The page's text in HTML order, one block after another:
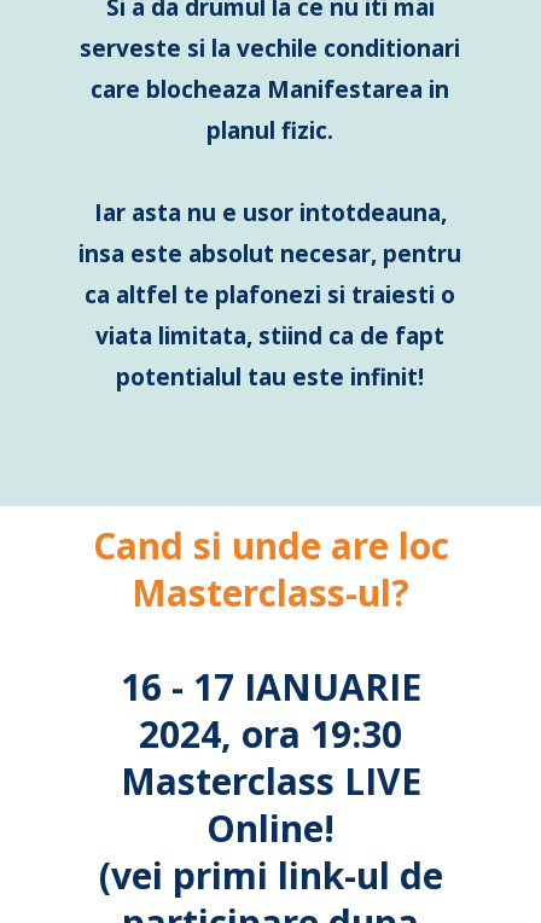
Si a da drumul la ce nu iti mai
serveste si la vechile conditionari
care blocheaza Manifestarea in
planul fizic.
Iar asta nu e usor intotdeauna,
insa este absolut necesar, pentru
ca altfel te plafonezi si traiesti o
viata limitata, stiind ca de fapt
potentialul tau este infinit!
Cand si unde are loc
Masterclass-ul?
16 - 17 IANUARIE
2024, ora 19:30
Masterclass LIVE
Online!
(vei primi link-ul de